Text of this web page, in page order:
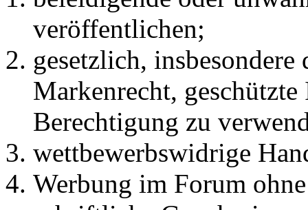
veröffentlichen;
gesetzlich,
Markenrecht, geschützte
Berechtigung zu
wettbewerbswidrige
Werbung im Forum